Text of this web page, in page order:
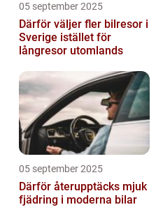
05 september 2025
Därför väljer fler bilresor i
Sverige istället för
långresor utomlands
05 september 2025
Därför återupptäcks mjuk
fjädring i moderna bilar